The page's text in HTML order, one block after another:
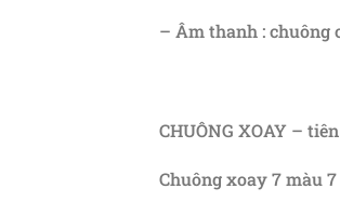
– Âm thanh : chuông
CHUÔNG XOAY –
Chuông xoay 7 màu